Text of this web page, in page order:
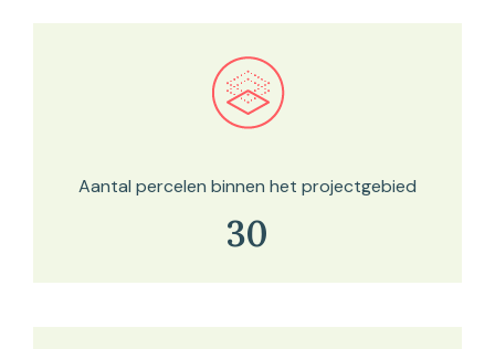
Bekijk in onze kaartviewer
Aantal percelen binnen het projectgebied
30